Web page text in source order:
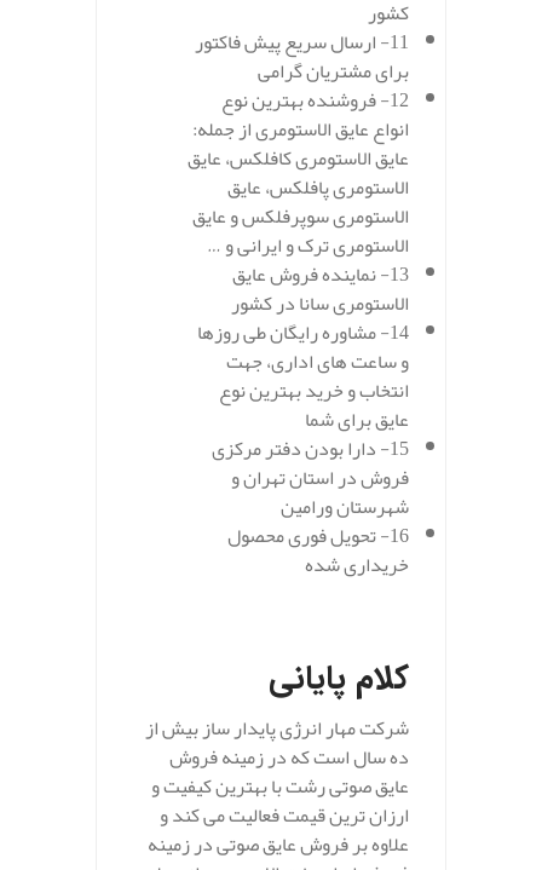
کشور
11- ارسال سریع پیش فاکتور
برای مشتریان گرامی
12- فروشنده بهترین نوع
انواع عایق الاستومری از جمله:
عایق الاستومری کافلکس، عایق
الاستومری پافلکس، عایق
الاستومری سوپرفلکس و عایق
الاستومری ترک و ایرانی و …
13- نماینده فروش عایق
الاستومری سانا در کشور
14- مشاوره رایگان طی روزها
و ساعت های اداری، جهت
انتخاب و خرید بهترین نوع
عایق برای شما
15- دارا بودن دفتر مرکزی
فروش در استان تهران و
شهرستان ورامین
16- تحویل فوری محصول
خریداری شده
کلام پایانی
شرکت مهار انرژی پایدار ساز بیش از
ده سال است که در زمینه فروش
عایق صوتی رشت با بهترین کیفیت و
ارزان ترین قیمت فعالیت می کند و
علاوه بر فروش عایق صوتی در زمینه